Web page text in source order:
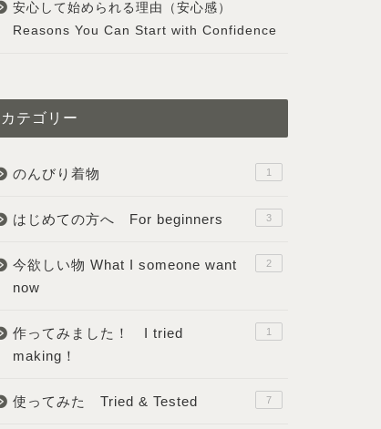
安心して始められる理由（安心感）
Reasons You Can Start with Confidence
カテゴリー
のんびり着物 1
はじめての方へ For beginners 3
今欲しい物 What I someone want
now
2
作ってみました！ I tried
making！
1
使ってみた Tried & Tested 7